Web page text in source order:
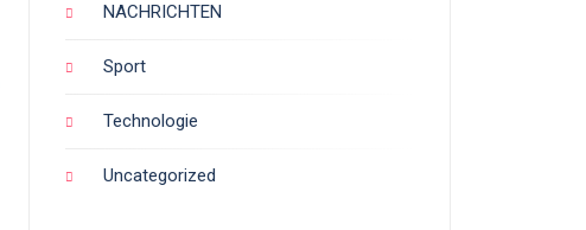
NACHRICHTEN
Sport
Technologie
Uncategorized